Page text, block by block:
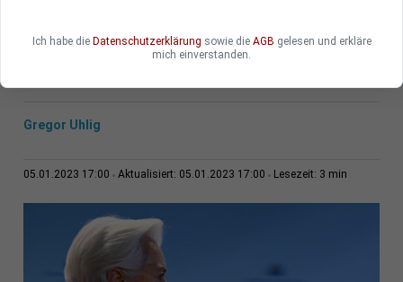
wichtigsten Käufer weg. Das ist kaum machbar.
Gregor Uhlig
05.01.2023 17:00 Aktualisiert: 05.01.2023 17:00 Lesezeit: 3 min
Ich habe die Datenschutzerklärung sowie die AGB gelesen und erkläre
mich einverstanden.